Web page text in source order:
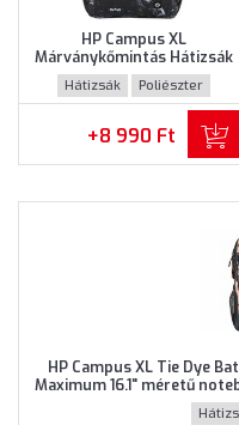
HP Campus XL
Márványkőmintás Hátizsák
(7K0E2AA) - Maximum 16.1"
méretű notebookokhoz,
Márványkőmintás színben
Hátizsák Poliészter
+8 990 Ft
HP Campus XL Tie Dye
Maximum 16.1" méretű